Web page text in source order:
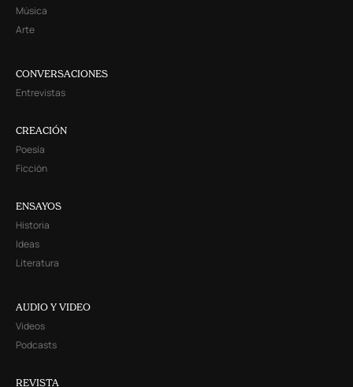
Música
Arte
CONVERSACIONES
Entrevistas
CREACIÓN
Poesía
Ficción
ENSAYOS
Historia
Ideas
Literatura
AUDIO Y VIDEO
Videos
Podcasts
REVISTA